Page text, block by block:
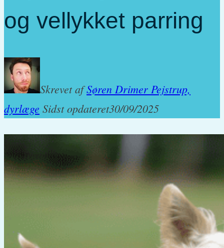
og vellykket parring
Skrevet afSøren Drimer Pejstrup,
dyrlæge Sidst opdateret30/09/2025